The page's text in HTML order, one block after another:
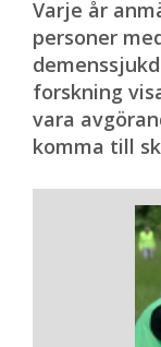
Varje år
personer
forskning
vara
komma till